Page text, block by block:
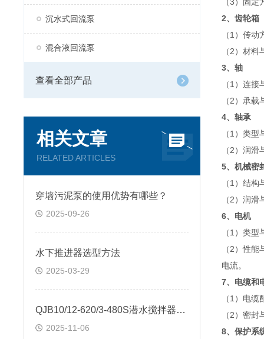
沉水式回流泵
混合液回流泵
查看全部产品
相关文章
RELATED ARTICLES
穿墙污泥泵的使用优势有哪些？
2025-09-26
水下推进器选型方法
2025-03-29
QJB10/12-620/3-480S潜水搅拌器带升降装置
2025-11-06
2、齿轮箱
（1）传
（2）材
3、轴
（1）连
（2）承
4、轴承
（1）类
（2）润
5、机械密
（1）结
（2）润
6、电机
（1）类
（2）性
电流。
7、电缆和
（1）电
（2）密
8、保护系